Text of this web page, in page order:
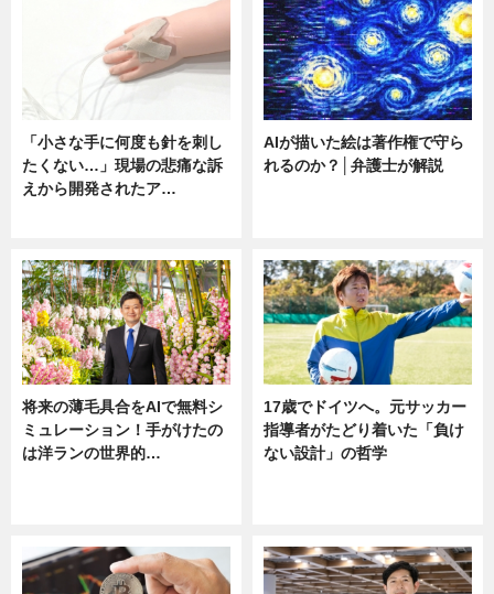
「小さな手に何度も針を刺し
たくない…」現場の悲痛な訴
えから開発されたア…
AIが描いた絵は著作権で守ら
れるのか？│弁護士が解説
将来の薄毛具合をAIで無料シ
ミュレーション！手がけたの
は洋ランの世界的…
17歳でドイツへ。元サッカー
指導者がたどり着いた「負け
ない設計」の哲学